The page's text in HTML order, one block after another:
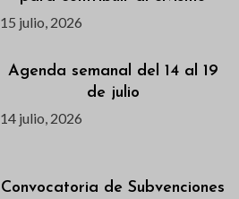
15 julio, 2026
Agenda semanal del 14 al 19
de julio
14 julio, 2026
Convocatoria de Subvenciones